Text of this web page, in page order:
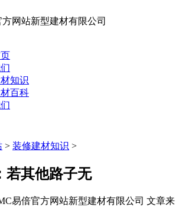
知识
百科
> 装修建材知识 >
若其他路子无
易倍官方网站新型建材有限公司 文章来